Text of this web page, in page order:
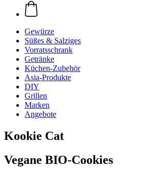
Gewürze
Süßes & Salziges
Vorratsschrank
Getränke
Küchen-Zubehör
Asia-Produkte
DIY
Grillen
Marken
Angebote
Kookie Cat
Vegane BIO-Cookies